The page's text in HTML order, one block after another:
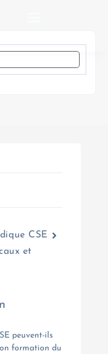
CSE
et
peuvent-ils
formation du